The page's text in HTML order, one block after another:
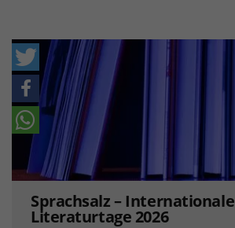
Sprachsalz – Internationale
Literaturtage 2026